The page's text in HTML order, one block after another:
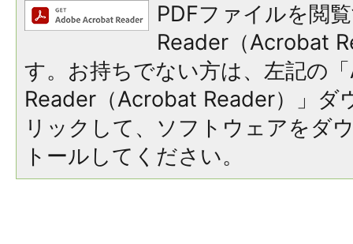
PDFファイルを閲
Reader（Acrobat
す。お持ちでない方は、左記の
Reader（Acrobat Reader）」ダ
リックして、ソフトウェアをダ
トールしてください。